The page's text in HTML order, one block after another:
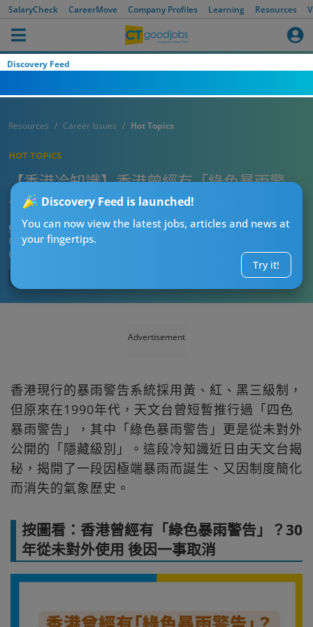
SalaryCheck CareerMove Company Profiles Learning Resources
Discovery Feed
Discovery Feed is launched!
You can now view the latest jobs, articles and news at
your fingertips.
Try it!
Resources Career Issues Hot Topics
HOT TOPICS
【香港冷知識】香港曾經有「綠色暴雨警
告」？30年從未對外使用‎ 後因一事取消
CTgoodjobs’ Editor
Published:2025-09-20 13:00
Updated:
Advertisement
香港現行的暴雨警告系統採用黃、紅、黑三級制，
但原來在1990年代，天文台曾短暫推行過「四色
暴雨警告」，其中「綠色暴雨警告」更是從未對外
公開的「隱藏級別」。這段冷知識近日由天文台揭
秘，揭開了一段因極端暴雨而誕生、又因制度簡化
而消失的氣象歷史。
按圖看：香港曾經有「綠色暴雨警告」？30
年從未對外使用‎ 後因一事取消